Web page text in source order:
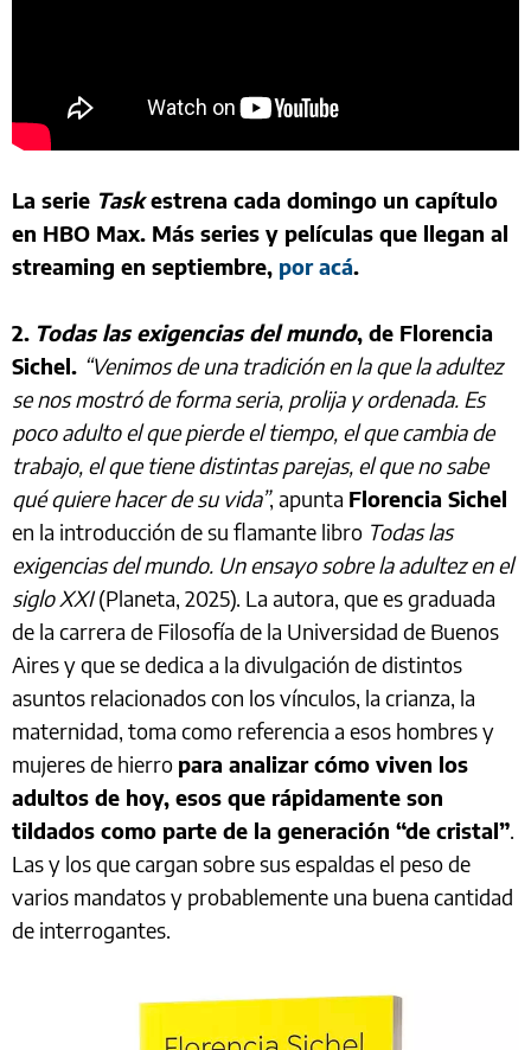
La serie Taskestrena cada domingo un capítulo
en HBO Max. Más series y películas que llegan al
streaming en septiembre, por acá.
2. Todas las exigencias del mundo, de Florencia
Sichel. “Venimos de una tradición en la que la adultez
se nos mostró de forma seria, prolija y ordenada. Es
poco adulto el que pierde el tiempo, el que cambia de
trabajo, el que tiene distintas parejas, el que no sabe
qué quiere hacer de su vida”, apunta Florencia Sichel
en la introducción de su flamante libro Todas las
exigencias del mundo. Un ensayo sobre la adultez en el
siglo XXI(Planeta, 2025). La autora, que es graduada
de la carrera de Filosofía de la Universidad de Buenos
Aires y que se dedica a la divulgación de distintos
asuntos relacionados con los vínculos, la crianza, la
maternidad, toma como referencia a esos hombres y
mujeres de hierro para analizar cómo viven los
adultos de hoy, esos que rápidamente son
tildados como parte de la generación “de cristal”.
Las y los que cargan sobre sus espaldas el peso de
varios mandatos y probablemente una buena cantidad
de interrogantes.